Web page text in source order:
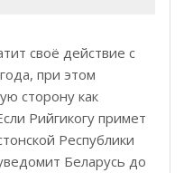
своё действие с
при этом
сторону как
Рийгикогу примет
Республики
Беларусь до